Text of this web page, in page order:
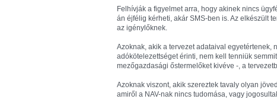
Felhívják a figyelmet arra, hogy akinek nincs
án éjfélig kérheti, akár SMS-ben is. Az elkészült
az igénylőknek.
Azoknak, akik a tervezet adataival
adókötelezettséget érinti, nem kell tenniük
mezőgazdasági őstermelőket kivéve -, a
Azoknak viszont, akik szereztek tavaly olyan
amiről a NAV-nak nincs tudomása, vagy